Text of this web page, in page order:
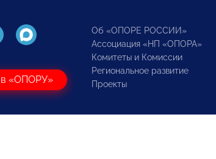
в «ОПОРУ»
Об «ОПОРЕ РОССИИ»
Ассоциация «НП «ОПОРА»
Комитеты и Комиссии
Региональное развитие
Проекты